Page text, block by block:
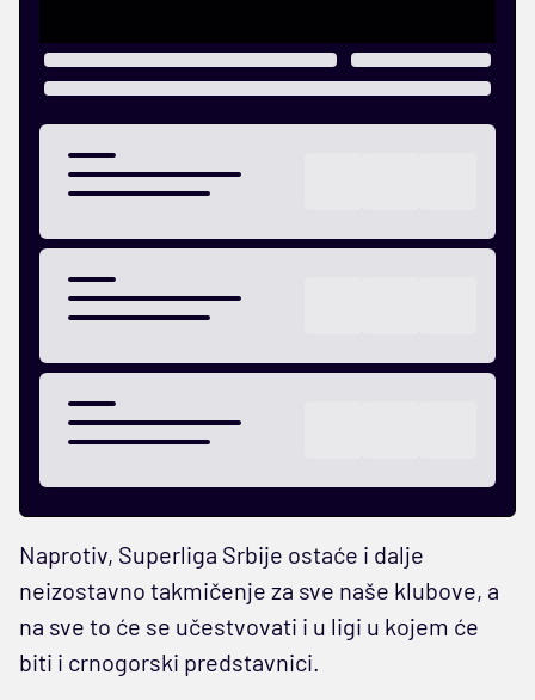
Naprotiv, Superliga Srbije ostaće i dalje
neizostavno takmičenje za sve naše klubove, a
na sve to će se učestvovati i u ligi u kojem će
biti i crnogorski predstavnici.